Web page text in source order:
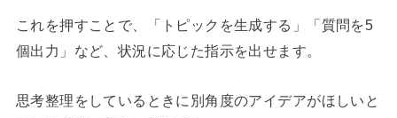
これを押すことで、「トピックを生成する」「質問を5
個出力」など、状況に応じた指示を出せます。
思考整理をしているときに別角度のアイデアがほしいと